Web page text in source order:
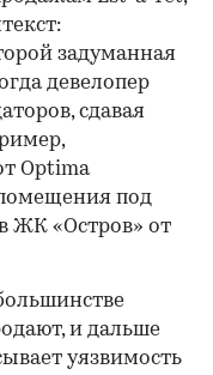
задуманная
девелопер
сдавая
Optima
под
ЖК «Остров» от
и дальше
уязвимость